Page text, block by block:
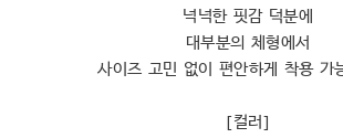
넉넉한 핏감 덕분에
대부분의 체형에서
사이즈 고민 없이 편안하게 착용 가
[컬러]